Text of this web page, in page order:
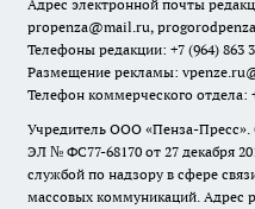
Адрес электронной почты
propenza@mail.ru,
Телефоны редакции: +7 (964) 863
Размещение рекламы:
Телефон коммерческого отдела:
Учредитель ООО «Пенза-Пресс».
ЭЛ № ФС77-68170 от 27 декабря
службой по надзору в сфере
массовых коммуникаций. Адрес